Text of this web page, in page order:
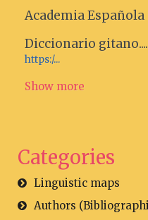
Academia Española
Diccionario gitano....
https:/...
Show more
Categories
Linguistic maps
Authors